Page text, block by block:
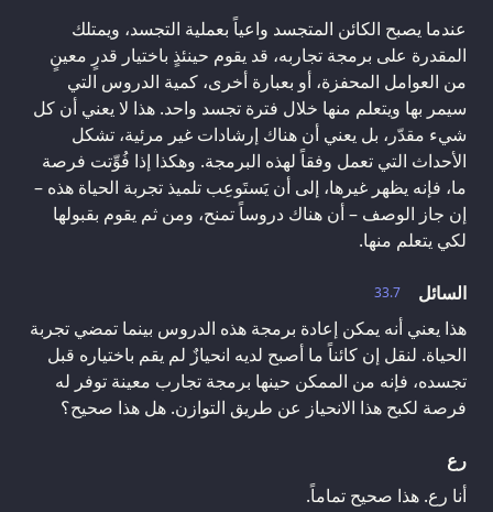
عندما يصبح الكائن المتجسد واعياً بعملية التجسد، ويمتلك
المقدرة على برمجة تجاربه، قد يقوم حينئذٍ باختيار قدرٍ معينٍ
من العوامل المحفزة، أو بعبارة أخرى، كمية الدروس التي
سيمر بها ويتعلم منها خلال فترة تجسد واحد. هذا لا يعني أن كل
شيء مقدّر، بل يعني أن هناك إرشادات غير مرئية، تشكل
الأحداث التي تعمل وفقاً لهذه البرمجة. وهكذا إذا فُوِّتت فرصة
ما، فإنه يظهر غيرها، إلى أن يَستَوعِب تلميذ تجربة الحياة هذه –
إن جاز الوصف – أن هناك دروساً تمنح، ومن ثم يقوم بقبولها
لكي يتعلم منها.
33.7
السائل
هذا يعني أنه يمكن إعادة برمجة هذه الدروس بينما تمضي تجربة
الحياة. لنقل إن كائناً ما أصبح لديه انحيازٌ لم يقم باختياره قبل
تجسده، فإنه من الممكن حينها برمجة تجارب معينة توفر له
فرصة لكبح هذا الانحياز عن طريق التوازن. هل هذا صحيح؟
رع
أنا رع. هذا صحيح تماماً.